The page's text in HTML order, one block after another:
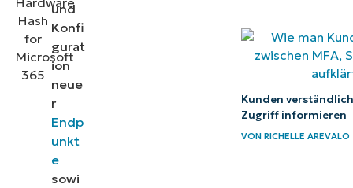
und
Abmelden
von
Geräten
Windows
Dienst
und
Konfi
gurat
ion
neue
r
Endp
unkt
e
sowi
Kunden
Zugriff informieren
VONRICHELLE AREVALO